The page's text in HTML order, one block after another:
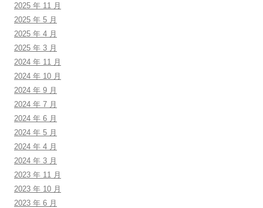
2025 年 11 月
2025 年 5 月
2025 年 4 月
2025 年 3 月
2024 年 11 月
2024 年 10 月
2024 年 9 月
2024 年 7 月
2024 年 6 月
2024 年 5 月
2024 年 4 月
2024 年 3 月
2023 年 11 月
2023 年 10 月
2023 年 6 月